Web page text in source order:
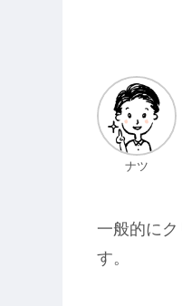
ナツ
一般的に
す。